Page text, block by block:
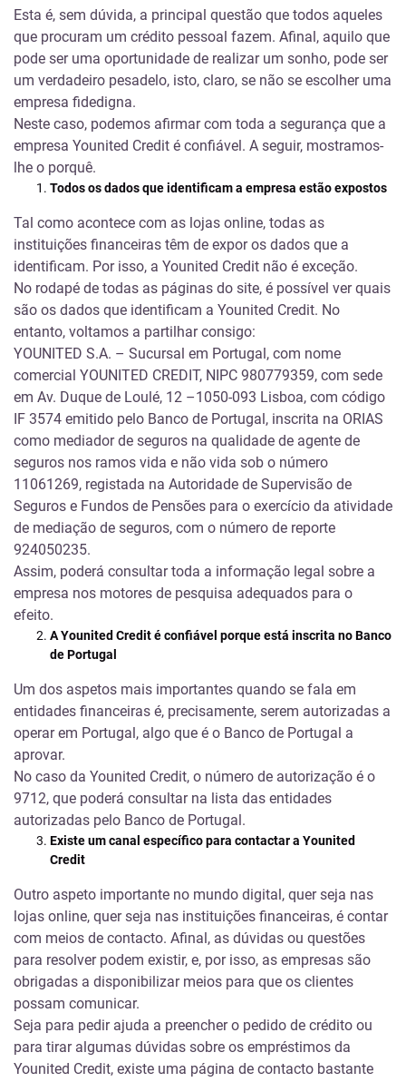
Esta é, sem dúvida, a principal questão que todos aqueles
que procuram um crédito pessoal fazem. Afinal, aquilo que
pode ser uma oportunidade de realizar um sonho, pode ser
um verdadeiro pesadelo, isto, claro, se não se escolher uma
empresa fidedigna.
Neste caso, podemos afirmar com toda a segurança que a
empresa Younited Credit é confiável. A seguir, mostramos-
lhe o porquê.
Todos os dados que identificam a empresa estão expostos
Tal como acontece com as lojas online, todas as
instituições financeiras têm de expor os dados que a
identificam. Por isso, a Younited Credit não é exceção.
No rodapé de todas as páginas do site, é possível ver quais
são os dados que identificam a Younited Credit. No
entanto, voltamos a partilhar consigo:
YOUNITED S.A. – Sucursal em Portugal, com nome
comercial YOUNITED CREDIT, NIPC 980779359, com sede
em Av. Duque de Loulé, 12 –1050-093 Lisboa, com código
IF 3574 emitido pelo Banco de Portugal, inscrita na ORIAS
como mediador de seguros na qualidade de agente de
seguros nos ramos vida e não vida sob o número
11061269, registada na Autoridade de Supervisão de
Seguros e Fundos de Pensões para o exercício da atividade
de mediação de seguros, com o número de reporte
924050235.
Assim, poderá consultar toda a informação legal sobre a
empresa nos motores de pesquisa adequados para o
efeito.
A Younited Credit é confiável porque está inscrita no Banco
de Portugal
Um dos aspetos mais importantes quando se fala em
entidades financeiras é, precisamente, serem autorizadas a
operar em Portugal, algo que é o Banco de Portugal a
aprovar.
No caso da Younited Credit, o número de autorização é o
9712, que poderá consultar na lista das entidades
autorizadas pelo Banco de Portugal.
Existe um canal específico para contactar a Younited
Credit
Outro aspeto importante no mundo digital, quer seja nas
lojas online, quer seja nas instituições financeiras, é contar
com meios de contacto. Afinal, as dúvidas ou questões
para resolver podem existir, e, por isso, as empresas são
obrigadas a disponibilizar meios para que os clientes
possam comunicar.
Seja para pedir ajuda a preencher o pedido de crédito ou
para tirar algumas dúvidas sobre os empréstimos da
Younited Credit, existe uma página de contacto bastante